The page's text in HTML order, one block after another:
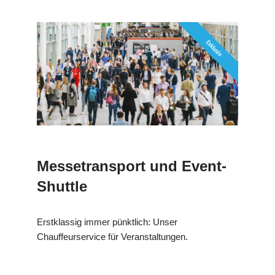
Messetransport und Event-
Shuttle
Erstklassig immer pünktlich: Unser
Chauffeurservice für Veranstaltungen.